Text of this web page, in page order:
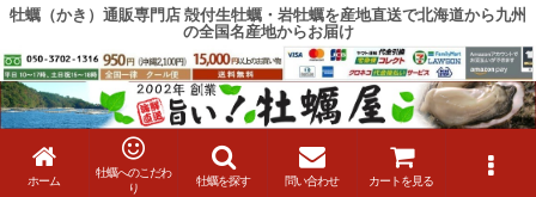
牡蠣（かき）通販専門店 殻付生牡蠣・岩牡蠣を産地直送で北海道から九州
の全国名産地からお届け
ホーム
牡蠣へのこだわ
り
牡蠣を探す 問い合わせ カートを見る